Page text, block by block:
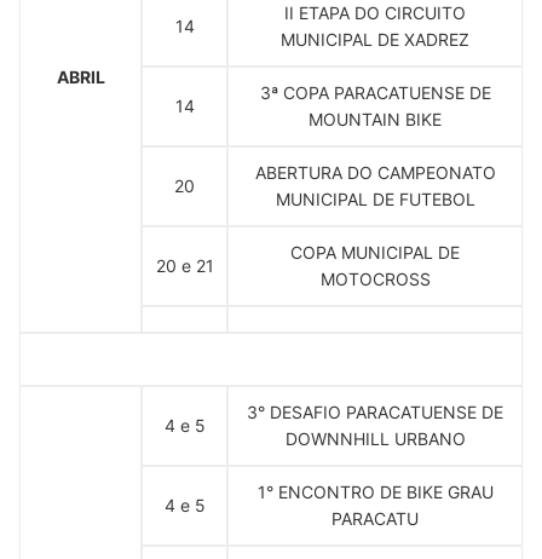
ABRIL
14
II ETAPA DO CIRCUITO
MUNICIPAL DE XADREZ
14
3ª COPA PARACATUENSE DE
MOUNTAIN BIKE
20
ABERTURA DO CAMPEONATO
MUNICIPAL DE FUTEBOL
20 e 21
COPA MUNICIPAL DE
MOTOCROSS
4 e 5
3° DESAFIO PARACATUENSE DE
DOWNNHILL URBANO
4 e 5
1° ENCONTRO DE BIKE GRAU
PARACATU